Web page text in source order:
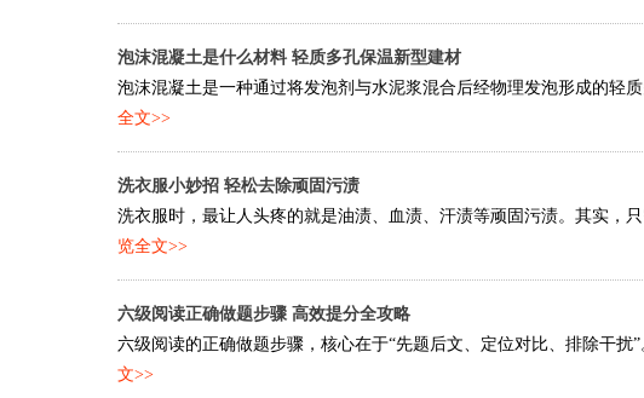
泡沫混凝土是什么材料 轻质多孔保温新型建材
泡沫混凝土是一种通过将发泡剂与水泥浆混合后经物理发泡形成的轻
全文>>
洗衣服小妙招 轻松去除顽固污渍
洗衣服时，最让人头疼的就是油渍、血渍、汗渍等顽固污渍。其实，
览全文>>
六级阅读正确做题步骤 高效提分全攻略
六级阅读的正确做题步骤，核心在于“先题后文、定位对比、排除干扰
文>>